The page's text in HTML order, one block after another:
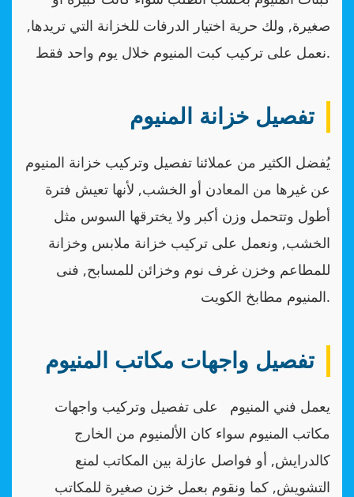
صغيرة, ولك حرية اختيار الدرفات للخزانة التي تريدها,
نعمل على تركيب كبت المنيوم خلال يوم واحد فقط.
تفصيل خزانة المنيوم
يُفضل الكثير من عملائنا تفصيل وتركيب خزانة المنيوم
عن غيرها من المعادن أو الخشب, لأنها تعيش فترة
أطول وتتحمل وزن أكبر ولا يخترقها السوس مثل
الخشب, ونعمل على تركيب خزانة ملابس وخزانة
للمطاعم وخزن غرف نوم وخزائن للمسابح, فنى
المنيوم مطابخ الكويت.
تفصيل واجهات مكاتب المنيوم
يعمل فني المنيوم على تفصيل وتركيب واجهات
مكاتب المنيوم سواء كان الألمنيوم من الخارج
كالدرايش, أو فواصل عازلة بين المكاتب لمنع
التشويش, كما ونقوم بعمل خزن صغيرة للمكاتب